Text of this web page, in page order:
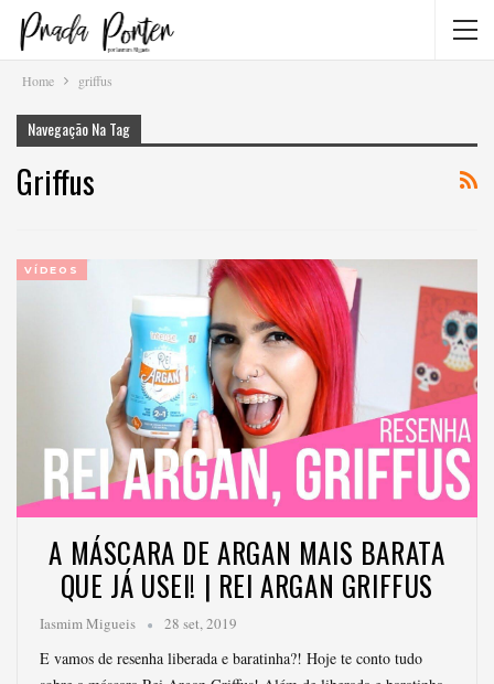
Home griffus
Navegação Na Tag
Griffus
VÍDEOS
A MÁSCARA DE ARGAN MAIS BARATA
QUE JÁ USEI! | REI ARGAN GRIFFUS
Iasmim Migueis 28 set, 2019
E vamos de resenha liberada e baratinha?! Hoje te conto tudo